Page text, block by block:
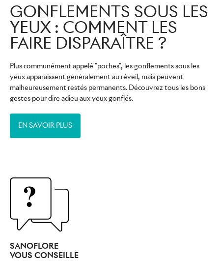
GONFLEMENTS SOUS LES
YEUX : COMMENT LES
FAIRE DISPARAÎTRE ?
Plus communément appelé "poches", les gonflements sous les
yeux apparaissent généralement au réveil, mais peuvent
malheureusement restés permanents. Découvrez tous les bons
gestes pour dire adieu aux yeux gonflés.
EN SAVOIR PLUS
SANOFLORE
VOUS CONSEILLE